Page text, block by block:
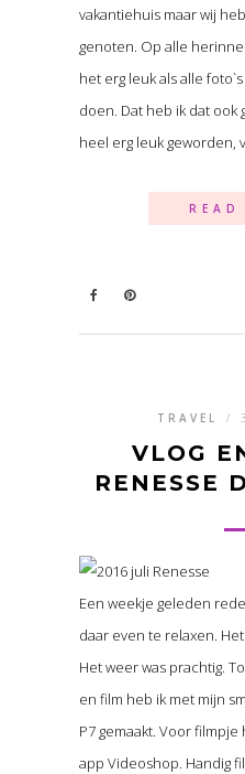
vakantiehuis maar wij
genoten. Op alle
het erg leuk als alle
doen. Dat heb ik dat ook
heel erg leuk geworden,
READ
TRAVEL /
VLOG
RENESSE
Een weekje geleden
daar even te relaxen.
Het weer was prachtig.
en film heb ik met mijn
P7 gemaakt. Voor
app Videoshop. Handig